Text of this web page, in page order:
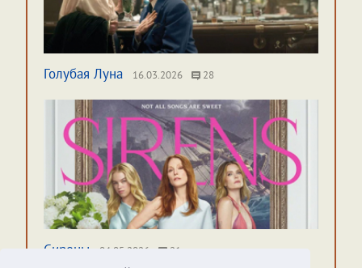
Голубая Луна 16.03.2026 28
Сирены 04.05.2026 21